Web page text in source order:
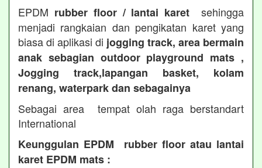
EPDM rubber floor / lantai karet sehingga
menjadi rangkaian dan pengikatan karet yang
biasa di aplikasi di jogging track, area bermain
anak sebagian outdoor playground mats ,
Jogging track,lapangan basket, kolam
renang, waterpark dan sebagainya
Sebagai area tempat olah raga berstandart
International
Keunggulan EPDM rubber floor atau lantai
karet EPDM mats :